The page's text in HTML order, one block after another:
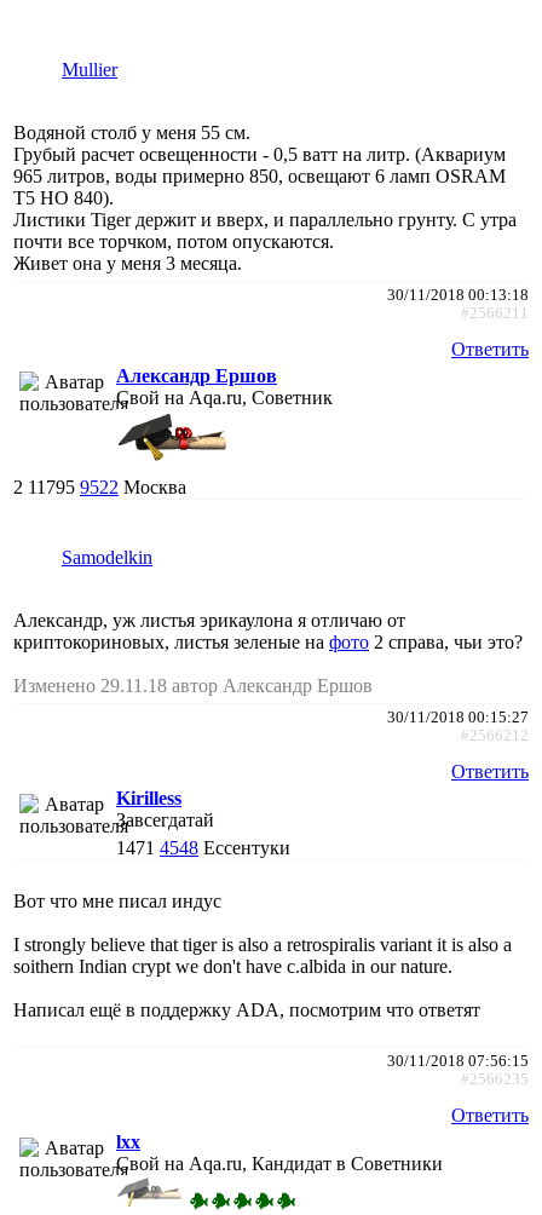
Mullier
Водяной столб у меня 55 см.
Грубый расчет освещенности - 0,5 ватт на литр. (Аквариум
965 литров, воды примерно 850, освещают 6 ламп OSRAM
T5 HO 840).
Листики Tiger держит и вверх, и параллельно грунту. С утра
почти все торчком, потом опускаются.
Живет она у меня 3 месяца.
30/11/2018 00:13:18
#2566211
Ответить
Александр Ершов
Свой на Aqa.ru, Советник
2 11795 9522 Москва
Samodelkin
Александр, уж листья эрикаулона я отличаю от
криптокориновых, листья зеленые на фото 2 справа, чьи это?
Изменено 29.11.18 автор Александр Ершов
30/11/2018 00:15:27
#2566212
Ответить
Kirilless
Завсегдатай
1471 4548 Ессентуки
Вот что мне писал индус
I strongly believe that tiger is also a retrospiralis variant it is also a
soithern Indian crypt we don't have c.albida in our nature.
Написал ещё в поддержку ADA, посмотрим что ответят
30/11/2018 07:56:15
#2566235
Ответить
lxx
Свой на Aqa.ru, Кандидат в Советники